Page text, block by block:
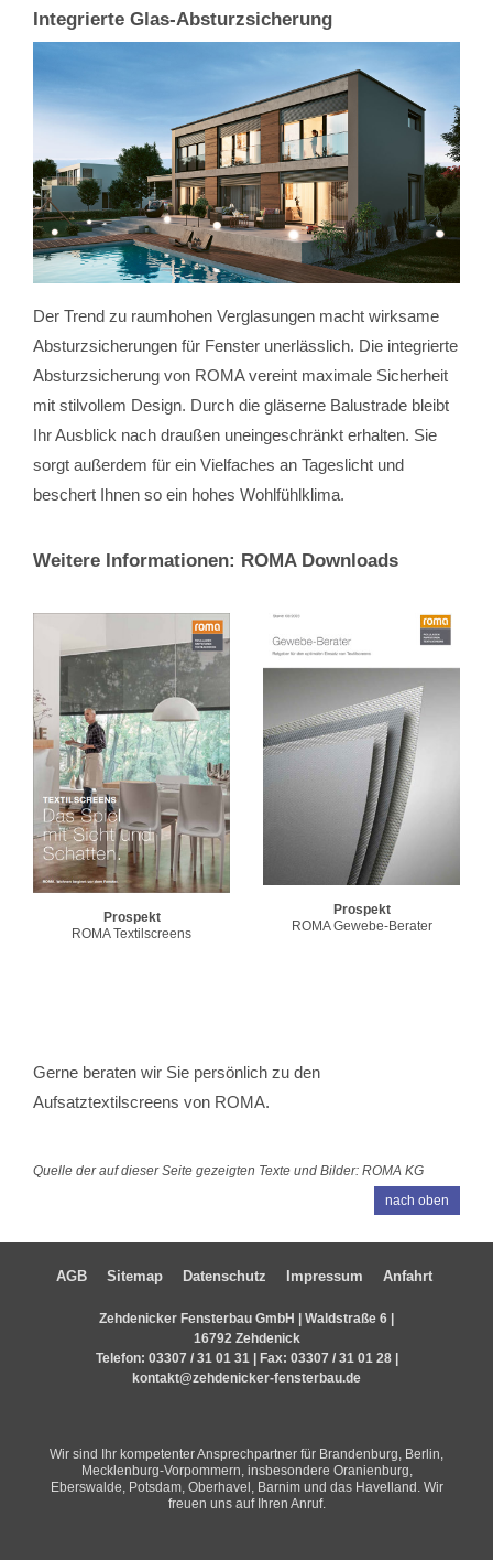
Integrierte Glas-Absturzsicherung
Der Trend zu raumhohen Verglasungen macht wirksame
Absturzsicherungen für Fenster unerlässlich. Die integrierte
Absturzsicherung von ROMA vereint maximale Sicherheit
mit stilvollem Design. Durch die gläserne Balustrade bleibt
Ihr Ausblick nach draußen uneingeschränkt erhalten. Sie
sorgt außerdem für ein Vielfaches an Tageslicht und
beschert Ihnen so ein hohes Wohlfühlklima.
Weitere Informationen: ROMA Downloads
Prospekt
ROMA Textilscreens
Prospekt
ROMA Gewebe-Berater
Gerne beraten wir Sie persönlich zu den
Aufsatztextilscreens von ROMA.
Quelle der auf dieser Seite gezeigten Texte und Bilder: ROMA KG
nach oben
AGB Sitemap Datenschutz Impressum Anfahrt
Zehdenicker Fensterbau GmbH | Waldstraße 6 |
16792 Zehdenick
Telefon: 03307 / 31 01 31| Fax: 03307 / 31 01 28 |
kontakt@zehdenicker-fensterbau.de
Wir sind Ihr kompetenter Ansprechpartner für Brandenburg, Berlin,
Mecklenburg-Vorpommern, insbesondere Oranienburg,
Eberswalde, Potsdam, Oberhavel, Barnim und das Havelland. Wir
freuen uns auf Ihren Anruf.